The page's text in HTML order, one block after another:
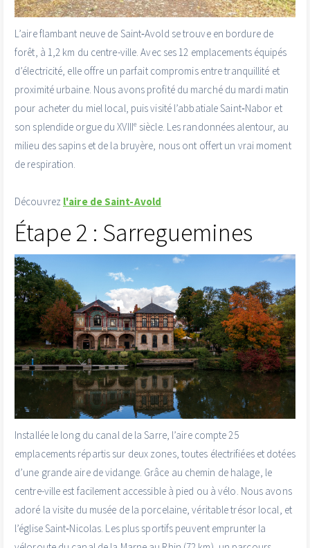
L’aire flambant neuve de Saint‑Avold se trouve en bordure de
forêt, à 1,2 km du centre-ville. Avec ses 12 emplacements équipés
d’électricité, elle offre un parfait compromis entre tranquillité et
proximité urbaine. Nous avons profité du marché du mardi matin
pour acheter du miel local, puis visité l’abbatiale Saint‑Nabor et
son splendide orgue du XVIIIᵉ siècle. Les randonnées alentour, au
milieu des sapins et de la bruyère, nous ont offert un vrai moment
de respiration.
Découvrez l'aire de Saint-Avold
Étape 2 : Sarreguemines
Installée le long du canal de la Sarre, l’aire compte 25
emplacements répartis sur deux zones, toutes électrifiées et dotées
d’une grande aire de vidange. Grâce au chemin de halage, le
centre-ville est facilement accessible à pied ou à vélo. Nous avons
adoré la visite du musée de la porcelaine, véritable trésor local, et
l’église Saint‑Nicolas. Les plus sportifs peuvent emprunter la